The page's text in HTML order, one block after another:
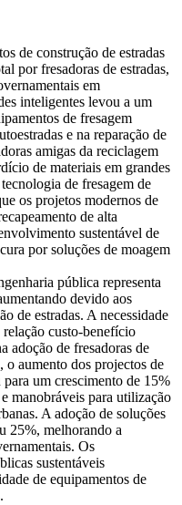
de construção de estradas
por fresadoras de estradas,
em
inteligentes levou a um
de fresagem
e na reparação de
amigas da reciclagem
de materiais em grandes
de fresagem de
os projetos modernos de
de alta
sustentável de
por soluções de moagem
pública representa
devido aos
de estradas. A necessidade
relação custo-benefício
adoção de fresadoras de
aumento dos projectos de
um crescimento de 15%
manobráveis ​​para utilização
A adoção de soluções
25%, melhorando a
Os
sustentáveis
de equipamentos de